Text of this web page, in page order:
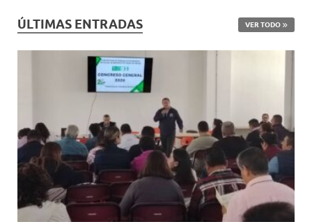
ÚLTIMAS ENTRADAS VER TODO